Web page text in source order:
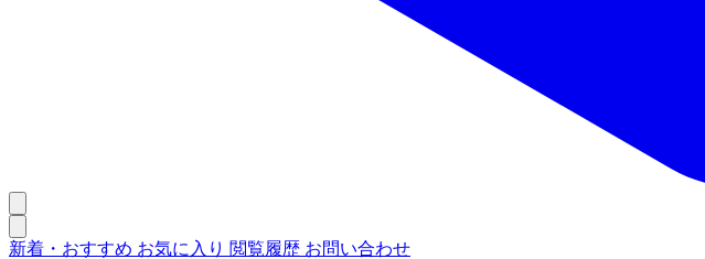
新着・おすすめ お気に入り 閲覧履歴 お問い合わせ